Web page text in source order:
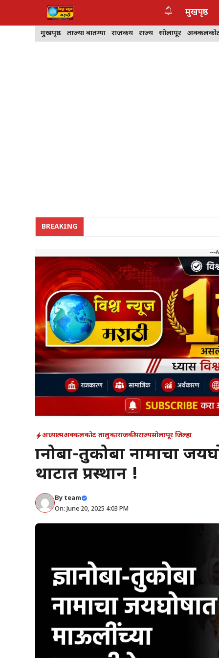
मुखपृष्ठ
मुखपृष्ठ ताज्या बातम्या राजकीय राज्य सोलापूर
BREAKING
---
अध्यात्मअक्कलकोट तालुकाराजकीयराज्यसोलापूर जिल्हा
ज्ञानोबा-तुकोबा नामाचा
थाटात प्रस्थान !
By team
On: June 20, 2025 4:03 PM